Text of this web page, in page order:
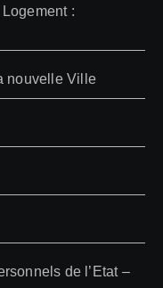
:
nouvelle Ville
de l’Etat –